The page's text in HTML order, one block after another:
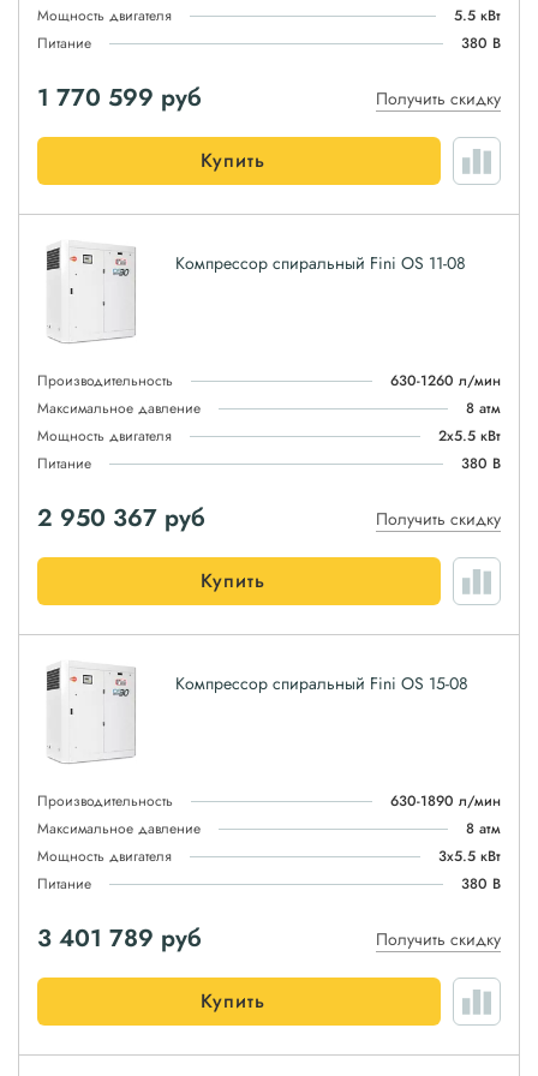
Мощность двигателя
5.5 кВт
Питание
380 В
1 770 599 руб Получить скидку
Купить
Компрессор спиральный Fini OS 11-08
Производительность
630-1260 л/мин
Максимальное давление
8 атм
Мощность двигателя
2x5.5 кВт
Питание
380 В
2 950 367 руб Получить скидку
Купить
Компрессор спиральный Fini OS 15-08
Производительность
630-1890 л/мин
Максимальное давление
8 атм
Мощность двигателя
3x5.5 кВт
Питание
380 В
3 401 789 руб Получить скидку
Купить